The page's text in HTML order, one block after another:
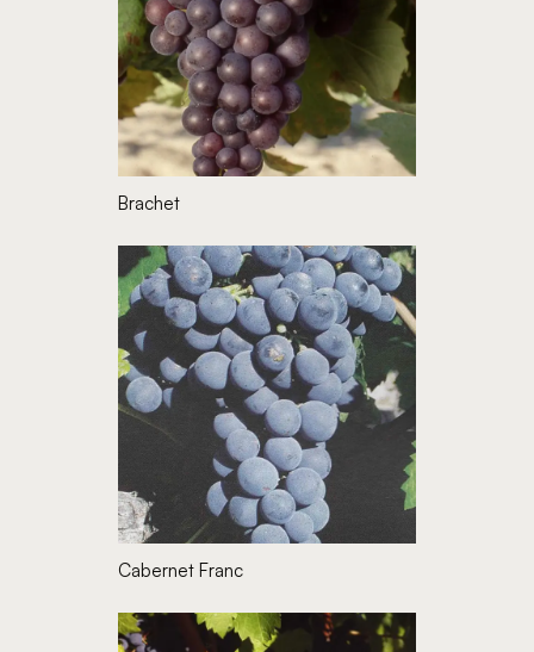
Brachet
Cabernet Franc